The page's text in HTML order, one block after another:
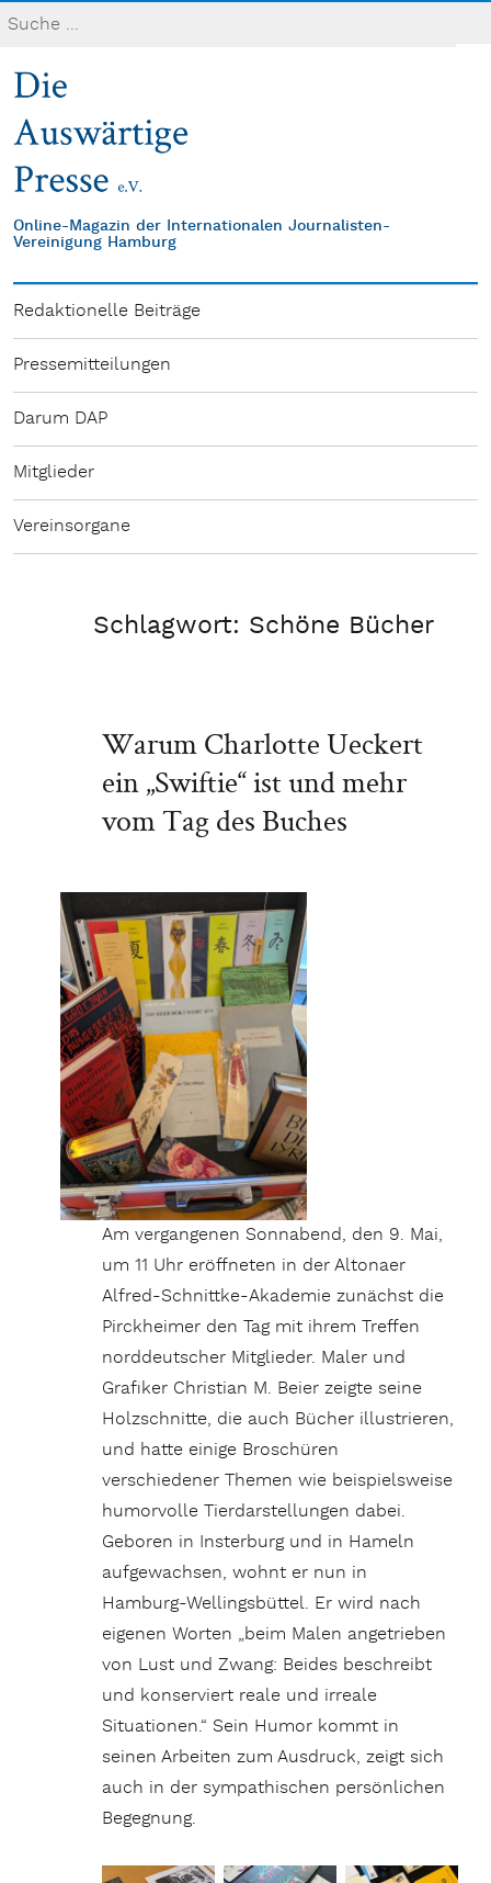
Online-Magazin der Internationalen Journalisten-
Vereinigung Hamburg
Redaktionelle Beiträge
Pressemitteilungen
Darum DAP
Mitglieder
Vereinsorgane
Schlagwort: Schöne Bücher
Warum Charlotte Ueckert
ein „Swiftie“ ist und mehr
vom Tag des Buches
Am vergangenen Sonnabend, den 9. Mai,
um 11 Uhr eröffneten in der Altonaer
Alfred-Schnittke-Akademie zunächst die
Pirckheimer den Tag mit ihrem Treffen
norddeutscher Mitglieder. Maler und
Grafiker Christian M. Beier zeigte seine
Holzschnitte, die auch Bücher illustrieren,
und hatte einige Broschüren
verschiedener Themen wie beispielsweise
humorvolle Tierdarstellungen dabei.
Geboren in Insterburg und in Hameln
aufgewachsen, wohnt er nun in
Hamburg-Wellingsbüttel. Er wird nach
eigenen Worten „beim Malen angetrieben
von Lust und Zwang: Beides beschreibt
und konserviert reale und irreale
Situationen.“ Sein Humor kommt in
seinen Arbeiten zum Ausdruck, zeigt sich
auch in der sympathischen persönlichen
Begegnung.